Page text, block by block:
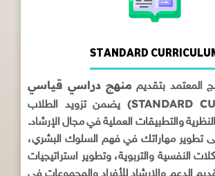
STANDARD
المعتمد بتقديم منهج دراسي قياسي
يضمن تزويد الطلاب
والتطبيقات العملية في مجال الإرشاد.
تطوير مهاراتك في فهم السلوك البشري،
النفسية والتربوية، وتطوير استراتيجيات